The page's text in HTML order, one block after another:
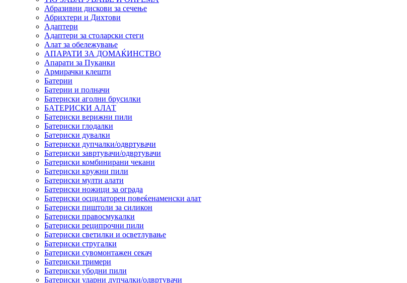
Абразивни дискови за сечење
Абрихтери и Дихтови
Адаптери
Адаптери за столарски стеги
Алат за обележување
АПАРАТИ ЗА ДОМАЌИНСТВО
Апарати за Пуканки
Армирачки клешти
Батерии
Батерии и полначи
Батериски аголни брусилки
БАТЕРИСКИ АЛАТ
Батериски верижни пили
Батериски глодалки
Батериски дувалки
Батериски дупчалки/одвртувачи
Батериски завртувачи/одвртувачи
Батериски комбинирани чекани
Батериски кружни пили
Батериски мулти алати
Батериски ножици за ограда
Батериски осцилаторен повеќенаменски алат
Батериски пиштоли за силикон
Батериски правосмукалки
Батериски реципрочни пили
Батериски светилки и осветлување
Батериски стругалки
Батериски сувомонтажен секач
Батериски тримери
Батериски убодни пили
Батериски ударни дупчалки/одвртувачи